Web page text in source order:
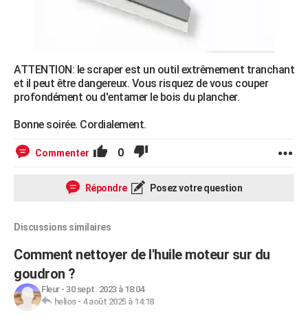
ATTENTION: le scraper est un outil extrêmement tranchant
et il peut être dangereux. Vous risquez de vous couper
profondément ou d'entamer le bois du plancher.
Bonne soirée. Cordialement.
Commenter 0
Répondre Posez votre question
Discussions similaires
Comment nettoyer de l'huile moteur sur du
goudron ?
Fleur- 30 sept. 2023 à 18:04
helios- 4 août 2025 à 14:18